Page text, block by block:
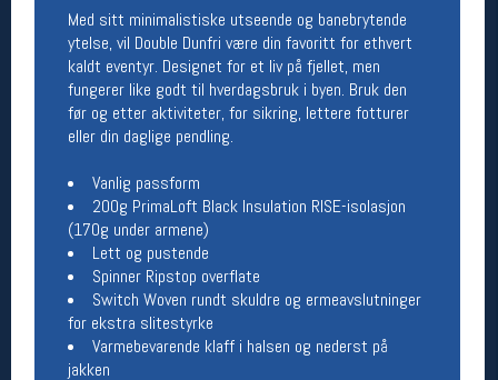
Med sitt minimalistiske utseende og banebrytende
ytelse, vil Double Dunfri være din favoritt for ethvert
kaldt eventyr. Designet for et liv på fjellet, men
fungerer like godt til hverdagsbruk i byen. Bruk den
før og etter aktiviteter, for sikring, lettere fotturer
eller din daglige pendling.
Vanlig passform
200g PrimaLoft Black Insulation RISE-isolasjon
(170g under armene)
Lett og pustende
Spinner Ripstop overflate
Switch Woven rundt skuldre og ermeavslutninger
for ekstra slitestyrke
Varmebevarende klaff i halsen og nederst på
jakken
Åpningstider verkstedet
Man-Fredag:
11-18
Lørdag:
11-16
Om verkstedet
For å bestille time må du logge inn i
nettbutikken og trykke på den nederste blå
Betingelser
Salgsbetingelser
Personsvernerklæring
Informasjonskapsler
Bærekraft
Org. nr: 976754360